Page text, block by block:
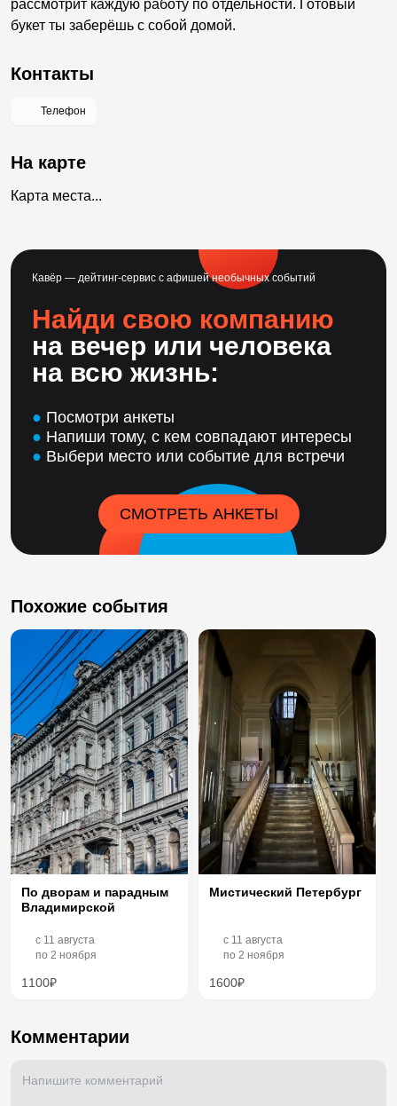
рассмотрит каждую работу по отдельности. Готовый
букет ты заберёшь с собой домой.
Контакты
Телефон
На карте
Карта места...
Кавёр — дейтинг-сервис с афишей необычных событий
Найди свою компанию
на вечер или человека
на всю жизнь:
● Посмотри анкеты
● Напиши тому, с кем совпадают интересы
● Выбери место или событие для встречи
СМОТРЕТЬ АНКЕТЫ
Похожие события
По дворам и парадным
Владимирской
c 11 августа
по 2 ноября
1100₽
Мистический Петербург
c 11 августа
по 2 ноября
1600₽
Комментарии